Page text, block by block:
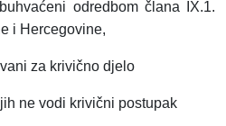
odredbom člana IX.1.
i Hercegovine,
za krivično djelo
ne vodi krivični postupak